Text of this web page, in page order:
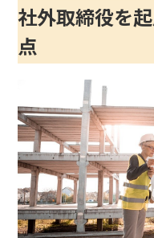
社外取締役を
点